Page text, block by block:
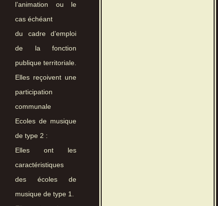
l’animation ou le
cas échéant
du cadre d’emploi
de la fonction
publique territoriale.
Elles reçoivent une
participation
communale
Ecoles de musique
de type 2 :
Elles ont les
caractéristiques
des écoles de
musique de type 1.